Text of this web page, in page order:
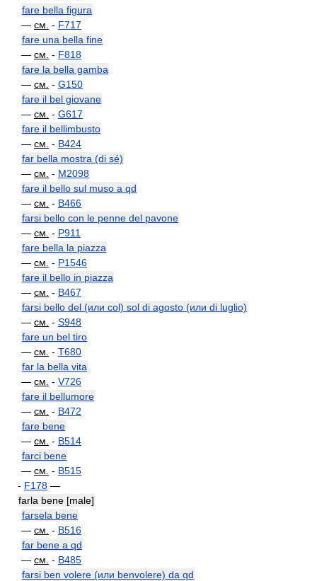
fare bella figura
— см. - F717
fare una bella fine
— см. - F818
fare la bella gamba
— см. - G150
fare il bel giovane
— см. - G617
fare il bellimbusto
— см. - B424
far bella mostra (di sé)
— см. - M2098
fare il bello sul muso a qd
— см. - B466
farsi bello con le penne del pavone
— см. - P911
fare bella la piazza
— см. - P1546
fare il bello in piazza
— см. - B467
farsi bello del (или col) sol di agosto (или di luglio)
— см. - S948
fare un bel tiro
— см. - T680
far la bella vita
— см. - V726
fare il bellumore
— см. - B472
fare bene
— см. - B514
farci bene
— см. - B515
- F178 —
farla bene [male]
farsela bene
— см. - B516
far bene a qd
— см. - B485
farsi ben volere (или benvolere) da qd